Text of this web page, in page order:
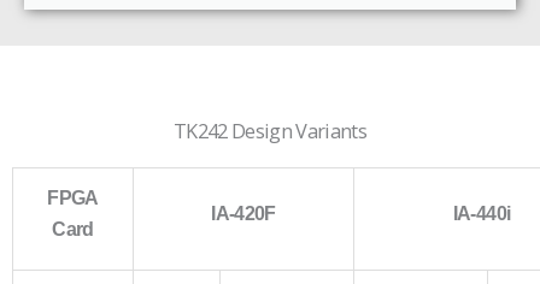
TK242 Design Variants
FPGA
Card
IA-420F IA-440i